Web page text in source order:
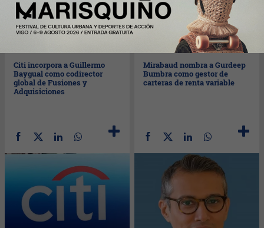
Citi incorpora a Guillermo
Baygual como codirector
global de Fusiones y
Adquisiciones
08/08/2025
Mirabaud nombra a Gurdeep
Bumbra como gestor de
carteras de renta variable